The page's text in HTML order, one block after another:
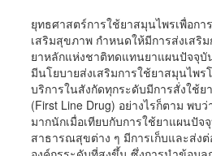
ยุทธศาสตร์การใช้ยาสมุนไพรเพื่อกา
เสริมสุขภาพ กำหนดให้มีการส่งเสริ
ยาหลักแห่งชาติทดแทนยาแผนปัจจุ
มีนโยบายส่งเสริมการใช้ยาสมุนไพ
บริการในสังกัดทุกระดับมีการสั่งใช้
(First Line Drug) อย่างไรก็ตาม พบ
มากนักเมื่อเทียบกับการใช้ยาแผนปัจ
สาธารณสุขต่าง ๆ มีการเก็บและส่ง